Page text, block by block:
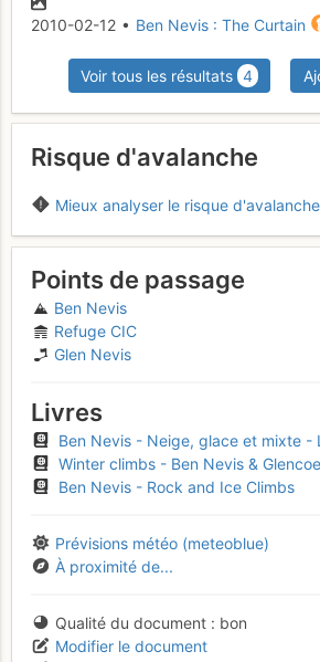
2010-02-12 • Ben Nevis : The Curtain
Voir tous les résultats 4
Risque d'avalanche
Mieux analyser le risque
Points de passage
Ben Nevis
Refuge CIC
Glen Nevis
Livres
Ben Nevis - Neige, glace et mixte -
Winter climbs - Ben Nevis & Glencoe
Ben Nevis - Rock and Ice Climbs
Prévisions météo (meteoblue)
À proximité de...
Qualité du document
bon
Modifier le document